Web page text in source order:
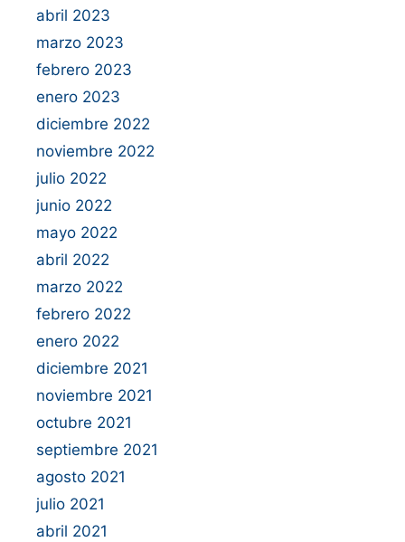
abril 2023
marzo 2023
febrero 2023
enero 2023
diciembre 2022
noviembre 2022
julio 2022
junio 2022
mayo 2022
abril 2022
marzo 2022
febrero 2022
enero 2022
diciembre 2021
noviembre 2021
octubre 2021
septiembre 2021
agosto 2021
julio 2021
abril 2021